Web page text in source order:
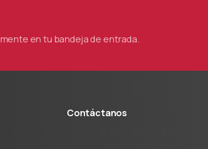
en tu bandeja de entrada.
Contáctanos